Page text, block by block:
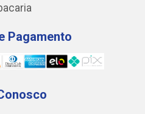
Pagamento